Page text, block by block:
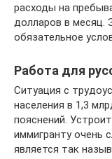
расходы на
долларов в месяц.
обязательное
Работа для
Ситуация с
населения в 1,3
пояснений.
иммигранту очень
является так